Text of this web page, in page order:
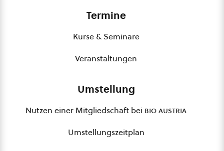
Termine
Kurse & Seminare
Veranstaltungen
Umstellung
Nutzen einer Mitgliedschaft bei bio austria
Umstellungszeitplan